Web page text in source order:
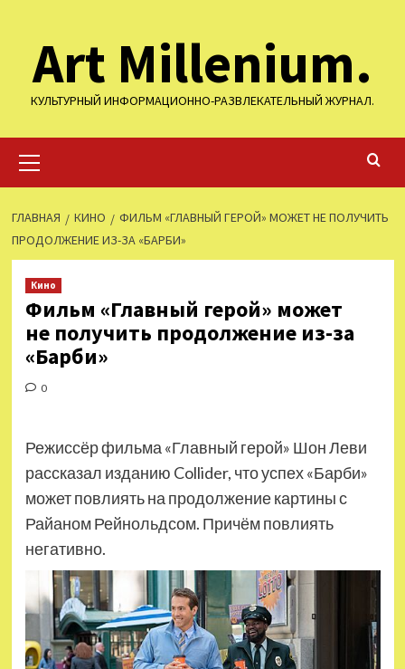
содержимому
Art Millenium.
КУЛЬТУРНЫЙ ИНФОРМАЦИОННО-РАЗВЛЕКАТЕЛЬНЫЙ ЖУРНАЛ.
меню
ГЛАВНАЯ КИНО
ФИЛЬМ «ГЛАВНЫЙ ГЕРОЙ» МОЖЕТ НЕ ПОЛУЧИТЬ
ПРОДОЛЖЕНИЕ ИЗ-ЗА «БАРБИ»
Кино
Фильм «Главный герой» может
не получить продолжение из-за
«Барби»
0
Режиссёр фильма «Главный герой» Шон Леви
рассказал изданию Collider, что успех «Барби»
может повлиять на продолжение картины с
Райаном Рейнольдсом. Причём повлиять
негативно.